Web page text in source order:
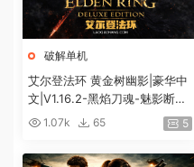
破解单机
艾尔登法环 黄金树幽影|豪华中
文|V1.16.2-黑焰刀魂-魅影断弦
+预购特典+全DLC+修改器|解
1.07k 65 5